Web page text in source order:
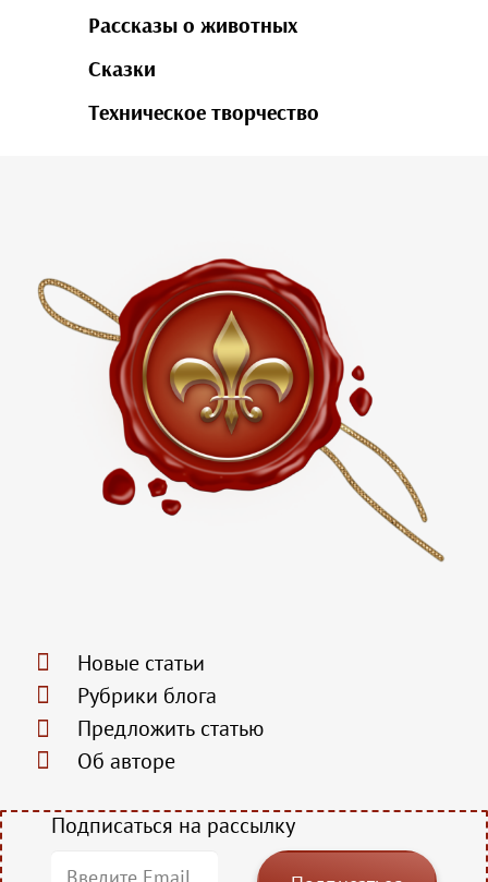
Рассказы о животных
Сказки
Техническое творчество
Новые статьи
Рубрики блога
Предложить статью
Об авторе
Подписаться на рассылку